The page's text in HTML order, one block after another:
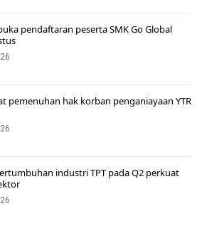
pendaftaran peserta SMK Go Global
pemenuhan hak korban penganiayaan YTR
industri TPT pada Q2 perkuat